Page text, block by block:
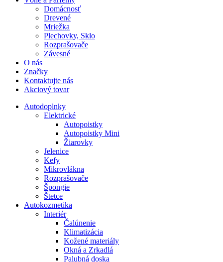
Domácnosť
Drevené
Mriežka
Plechovky, Sklo
Rozprašovače
Závesné
O nás
Značky
Kontaktujte nás
Akciový tovar
Autodoplnky
Elektrické
Autopoistky
Autopoistky Mini
Žiarovky
Jelenice
Kefy
Mikrovlákna
Rozprašovače
Špongie
Štetce
Autokozmetika
Interiér
Čalúnenie
Klimatizácia
Kožené materiály
Okná a Zrkadlá
Palubná doska